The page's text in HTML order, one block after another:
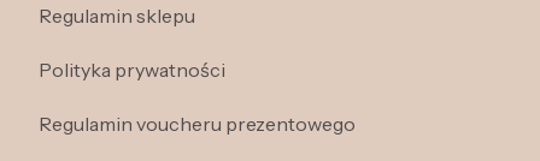
Regulamin sklepu
Polityka prywatności
Regulamin voucheru prezentowego